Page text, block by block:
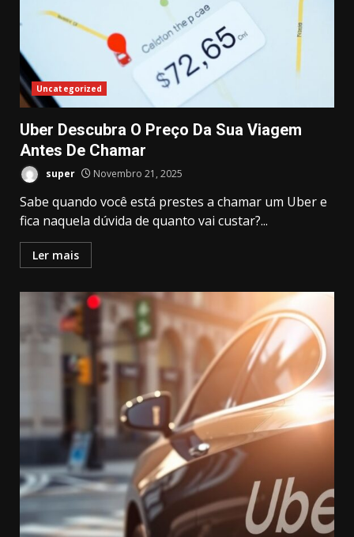
Uncategorized
Uber Descubra O Preço Da Sua Viagem
Antes De Chamar
super Novembro 21, 2025
Sabe quando você está prestes a chamar um Uber e
fica naquela dúvida de quanto vai custar?...
Ler mais